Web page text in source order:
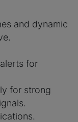
and dynamic
for
for strong